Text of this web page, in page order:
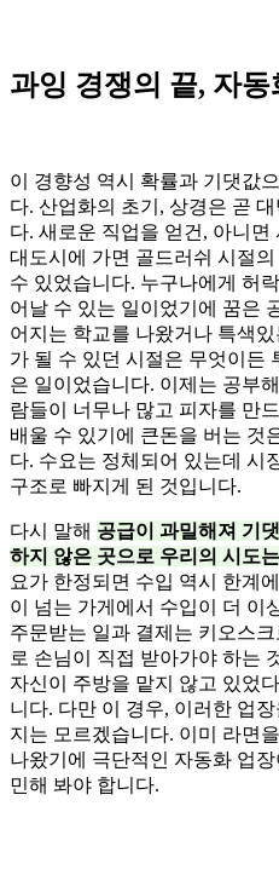
과잉 경쟁의 끝, 자
이 경향성 역시 확률과 기댓값
다. 산업화의 초기, 상경은 곧
다. 새로운 직업을 얻건, 아니
대도시에 가면 골드러쉬 시절
수 있었습니다. 누구나에게 허
어날 수 있는 일이었기에 꿈은
어지는 학교를 나왔거나 특색
가 될 수 있던 시절은 무엇이든
은 일이었습니다. 이제는 공부
람들이 너무나 많고 피자를 만
배울 수 있기에 큰돈을 버는 것
다. 수요는 정체되어 있는데 시
구조로 빠지게 된 것입니다.
다시 말해 공급이 과밀해져 기
하지 않은 곳으로 우리의 시도
요가 한정되면 수입 역시 한계
이 넘는 가게에서 수입이 더 이
주문받는 일과 결제는 키오스
로 손님이 직접 받아가야 하는
자신이 주방을 맡지 않고 있었
니다. 다만 이 경우, 이러한 업
지는 모르겠습니다. 이미 라면
나왔기에 극단적인 자동화 업
민해 봐야 합니다.